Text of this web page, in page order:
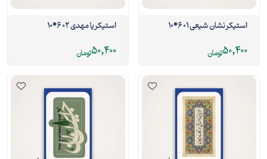
استیکر نشان شیعی 01 6*10
50,400تومان
استیکر یا مهدی 02 6*10
50,400تومان